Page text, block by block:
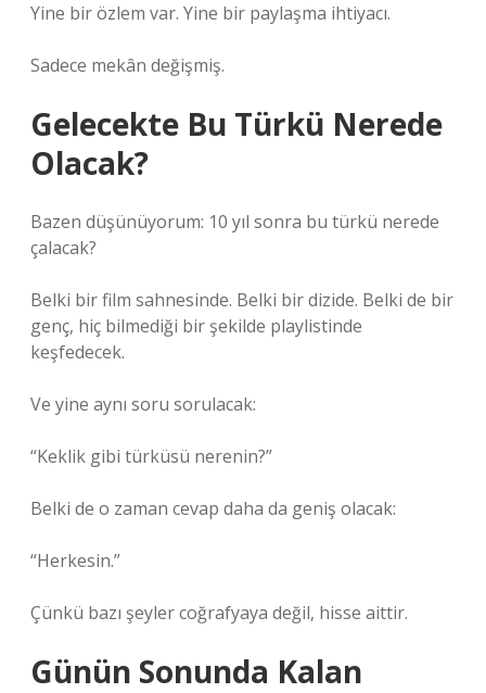
Yine bir özlem var. Yine bir paylaşma ihtiyacı.
Sadece mekân değişmiş.
Gelecekte Bu Türkü Nerede
Olacak?
Bazen düşünüyorum: 10 yıl sonra bu türkü nerede
çalacak?
Belki bir film sahnesinde. Belki bir dizide. Belki de bir
genç, hiç bilmediği bir şekilde playlistinde
keşfedecek.
Ve yine aynı soru sorulacak:
“Keklik gibi türküsü nerenin?”
Belki de o zaman cevap daha da geniş olacak:
“Herkesin.”
Çünkü bazı şeyler coğrafyaya değil, hisse aittir.
Günün Sonunda Kalan